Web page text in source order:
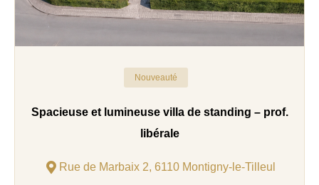
Nouveauté
Spacieuse et lumineuse villa de standing – prof.
libérale
Rue de Marbaix 2, 6110 Montigny-le-Tilleul